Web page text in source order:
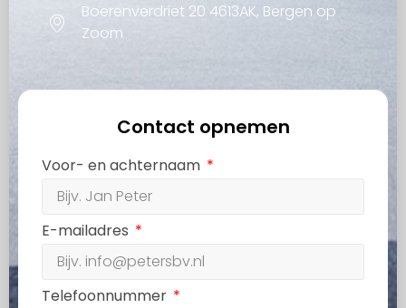
Boerenverdriet 20 4613AK, Bergen op
Zoom
Contact opnemen
Voor- en achternaam
E-mailadres
Telefoonnummer